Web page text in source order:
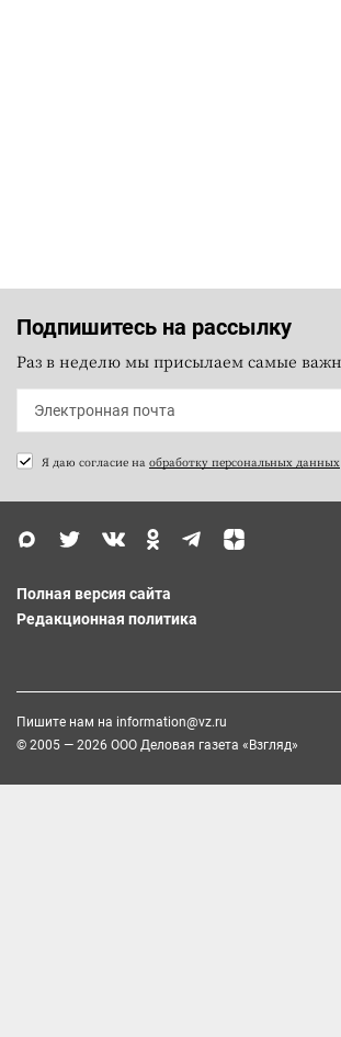
Подпишитесь на рассылку
Раз в неделю мы присылаем самые
Я даю согласие на обработку персональных данных
Полная версия сайта
Редакционная политика
Пишите нам на information@vz.ru
© 2005 — 2026 ООО Деловая газета «Взгляд»